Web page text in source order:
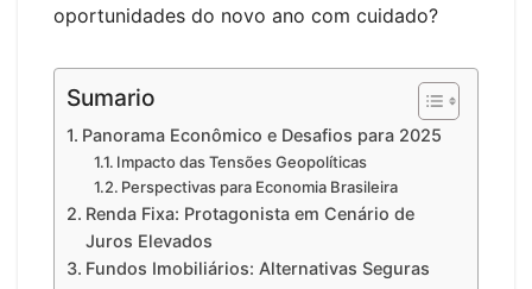
oportunidades do novo ano com cuidado?
Sumario
Panorama Econômico e Desafios para 2025
Impacto das Tensões Geopolíticas
Perspectivas para Economia Brasileira
Renda Fixa: Protagonista em Cenário de
Juros Elevados
Fundos Imobiliários: Alternativas Seguras